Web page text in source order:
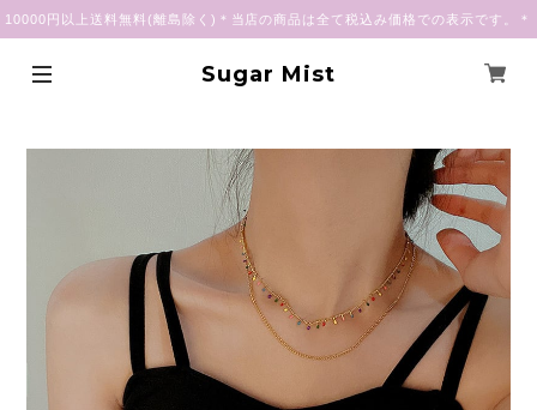
10000円以上送料無料(離島除く)＊当店の商品は全て税込み価格での表示です。＊
Sugar Mist